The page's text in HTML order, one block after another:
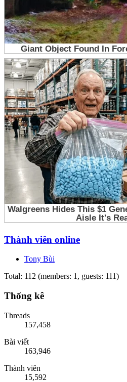
Thành viên online
Tony Bùi
Total: 112 (members: 1, guests: 111)
Thống kê
Threads
157,458
Bài viết
163,946
Thành viên
15,592